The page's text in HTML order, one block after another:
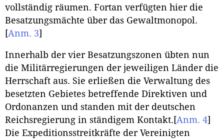
vollständig räumen. Fortan verfügten hier die
Besatzungsmächte über das Gewaltmonopol.
[Anm. 3]
Innerhalb der vier Besatzungszonen übten nun
die Militärregierungen der jeweiligen Länder die
Herrschaft aus. Sie erließen die Verwaltung des
besetzten Gebietes betreffende Direktiven und
Ordonanzen und standen mit der deutschen
Reichsregierung in ständigem Kontakt. [Anm. 4]
Die Expeditionsstreitkräfte der Vereinigten